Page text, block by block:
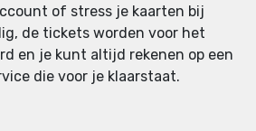
of stress je kaarten bij
de tickets worden voor het
en je kunt altijd rekenen op een
die voor je klaarstaat.